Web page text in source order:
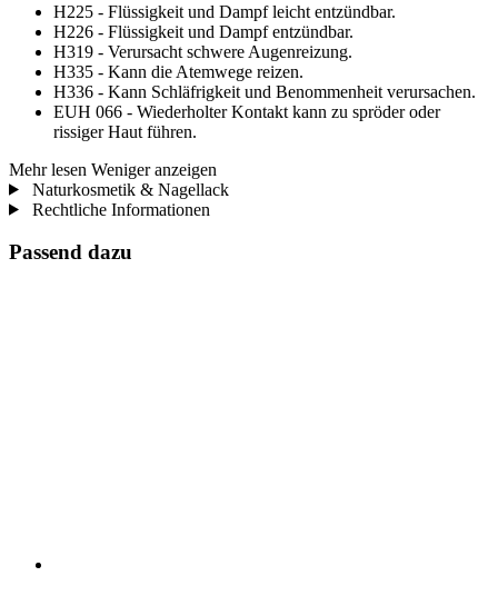
H225 - Flüssigkeit und Dampf leicht entzündbar.
H226 - Flüssigkeit und Dampf entzündbar.
H319 - Verursacht schwere Augenreizung.
H335 - Kann die Atemwege reizen.
H336 - Kann Schläfrigkeit und Benommenheit verursachen.
EUH 066 - Wiederholter Kontakt kann zu spröder oder
rissiger Haut führen.
Mehr lesen Weniger anzeigen
Naturkosmetik & Nagellack
Rechtliche Informationen
Passend dazu